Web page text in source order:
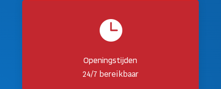

Openingstijden
24/7 bereikbaar